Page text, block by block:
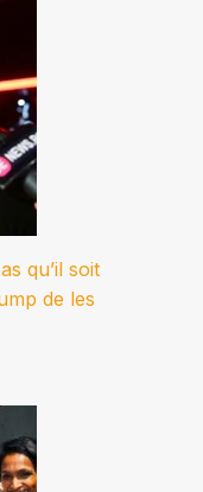
qu’il soit
de les